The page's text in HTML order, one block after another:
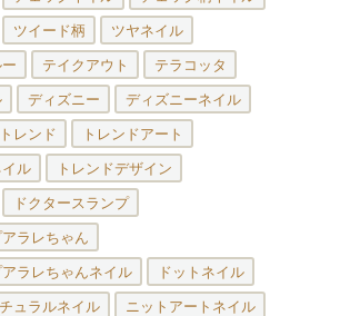
ツイード柄 ツヤネイル
テイクアウト テラコッタ
ディズニー ディズニーネイル
トレンド トレンドアート
ル トレンドデザイン
ドクタースランプ
ラレちゃん
ラレちゃんネイル ドットネイル
ュラルネイル ニットアートネイル